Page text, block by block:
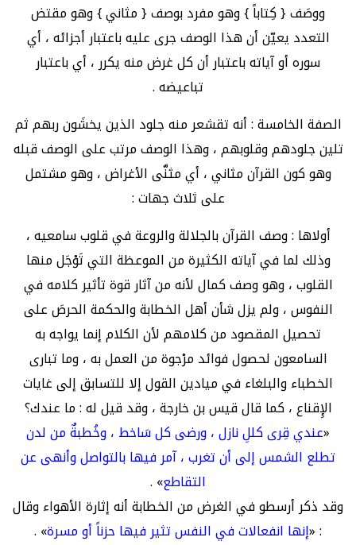
ووصَف { كِتاباً } وهو مفرد بوصف { مثاني } وهو مقتض
التعدد يعيّن أن هذا الوصف جرى عليه باعتبار أجزائه ، أي
سوره أو آياته باعتبار أن كل غرض منه يكرر ، أي باعتبار
تباعيضه .
الصفة الخامسة : أنه تقشعر منه جلود الذين يخشَون ربهم ثم
تلين جلودهم وقلوبهم ، وهذا الوصف مرتب على الوصف قبله
وهو كون القرآن مثاني ، أي مثنَّى الأغراض ، وهو مشتمل
على ثلاث جهات :
أولاها : وصف القرآن بالجلالة والروعة في قلوب سامعيه ،
وذلك لما في آياته الكثيرة من الموعظة التي تَوْجَل منها
القلوب ، وهو وصف كمال لأنه من آثار قوة تأثير كلامه في
النفوس ، ولم يزل شأن أهل الخطابة والحكمة الحرصَ على
تحصيل المقصود من كلامهم لأن الكلام إنما يواجه به
السامعون لحصول فوائد مرْجوة من العمل به ، وما تبارى
الخطباء والبلغاء في ميادين القول إلا للتسابق إلى غايات
الإِقناع ، كما قال قيس بن خارجة ، وقد قيل له : ما عندك؟
«عندي قِرى كللِ نازل ، ورضى كل سَاخط ، وخُطبةٌ من لدن
تطلع الشمس إلى أن تغرب ، آمر فيها بالتواصل وأنهى عن
التقاطع» .
وقد ذكر أرسطو في الغرض من الخطابة أنه إثارة الأهواء وقال
: «إنها انفعالات في النفس تثير فيها حزناً أو مسرة» .